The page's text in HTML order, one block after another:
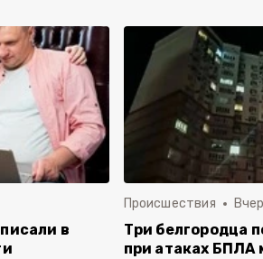
в
Происшествия
Три белгородца
при атаках БПЛА